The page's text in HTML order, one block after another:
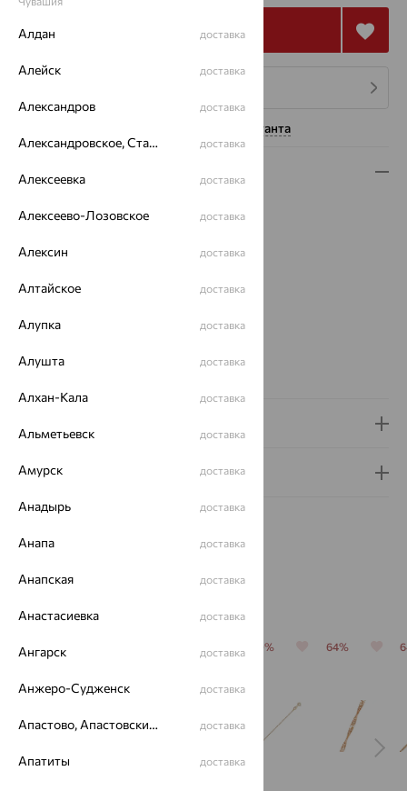
Купить
Нужна помощь консультанта
Описание
Плетение:
Цвет металла:
Страна происхождения:
РОССИЯ
Вес металла:
Гарантия и возврат
70% 64%
Алдан доставка
Алейск доставка
Александров доставка
Александровское, Ставропольский край доставка
Алексеевка доставка
Алексеево-Лозовское доставка
Алексин доставка
Алтайское доставка
Алупка доставка
Алушта доставка
Алхан-Кала доставка
Альметьевск доставка
Амурск доставка
Анадырь доставка
Анапа доставка
Анапская доставка
Анастасиевка доставка
Ангарск доставка
Анжеро-Судженск доставка
Апастово, Апастовский район доставка
Апатиты доставка